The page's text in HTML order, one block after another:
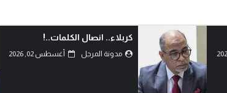
كربلاء.. انصال الكلمات..!
مدونة المرجل أغسطس 02, 2026